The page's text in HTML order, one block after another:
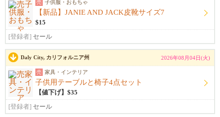
売 子供服・おもちゃ
【新品】JANIE AND JACK皮靴サイズ7
$15
[登録者] セール
Daly City, カリフォルニア州 2026年08月04日(火)
売 家具・インテリア
子供用テーブルと椅子4点セット
【値下げ】$35
[登録者] セール